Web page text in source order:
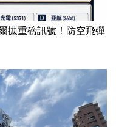
拋重磅訊號！防空飛彈